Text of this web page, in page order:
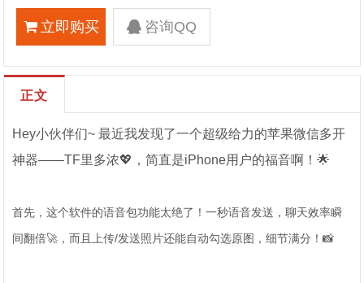
立即购买 咨询QQ
正文
Hey小伙伴们~ 最近我发现了一个超级给力的苹果微信多开
神器——TF里多浓💖，简直是iPhone用户的福音啊！🌟
首先，这个软件的语音包功能太绝了！一秒语音发送，聊天效率瞬
间翻倍🚀，而且上传/发送照片还能自动勾选原图，细节满分！📸